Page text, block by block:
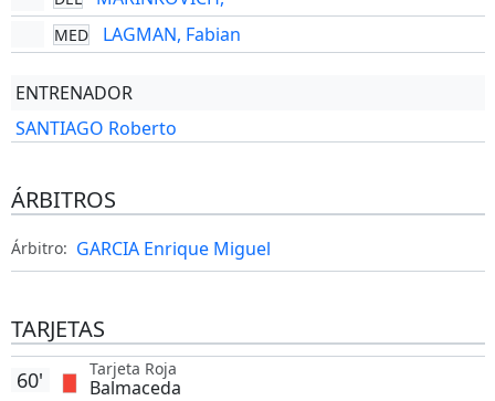
MED LAGMAN, Fabian
ENTRENADOR
SANTIAGO Roberto
ÁRBITROS
Árbitro: GARCIA Enrique Miguel
TARJETAS
Tarjeta Roja
Balmaceda
60'